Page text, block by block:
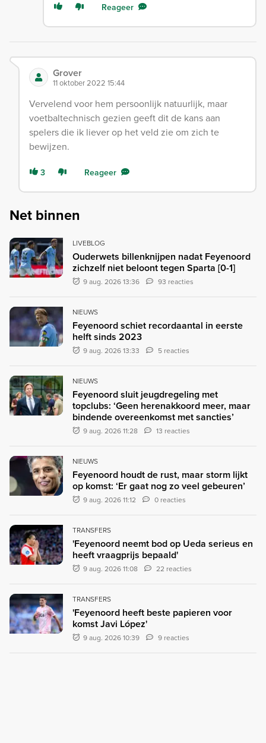
Reageer
Grover
11 oktober 2022 15:44
Vervelend voor hem persoonlijk natuurlijk, maar
voetbaltechnisch gezien geeft dit de kans aan
spelers die ik liever op het veld zie om zich te
bewijzen.
3 Reageer
Net binnen
LIVEBLOG
Ouderwets billenknijpen nadat Feyenoord
zichzelf niet beloont tegen Sparta [0-1]
9 aug. 2026 13:36 93 reacties
NIEUWS
Feyenoord schiet recordaantal in eerste
helft sinds 2023
9 aug. 2026 13:33 5 reacties
NIEUWS
Feyenoord sluit jeugdregeling met
topclubs: ‘Geen herenakkoord meer, maar
bindende overeenkomst met sancties’
9 aug. 2026 11:28 13 reacties
NIEUWS
Feyenoord houdt de rust, maar storm lijkt
op komst: ‘Er gaat nog zo veel gebeuren’
9 aug. 2026 11:12 0 reacties
TRANSFERS
'Feyenoord neemt bod op Ueda serieus en
heeft vraagprijs bepaald'
9 aug. 2026 11:08 22 reacties
TRANSFERS
'Feyenoord heeft beste papieren voor
komst Javi López'
9 aug. 2026 10:39 9 reacties